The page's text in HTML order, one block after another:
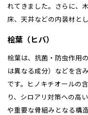
れてきました。さらに、
床、天井などの内装材と
桧葉（ヒバ）
桧葉は、抗菌・防虫作用
は異なる成分）などを含
です。ヒノキチオールの
り、シロアリ対策への高
や重要な骨組みとなる構